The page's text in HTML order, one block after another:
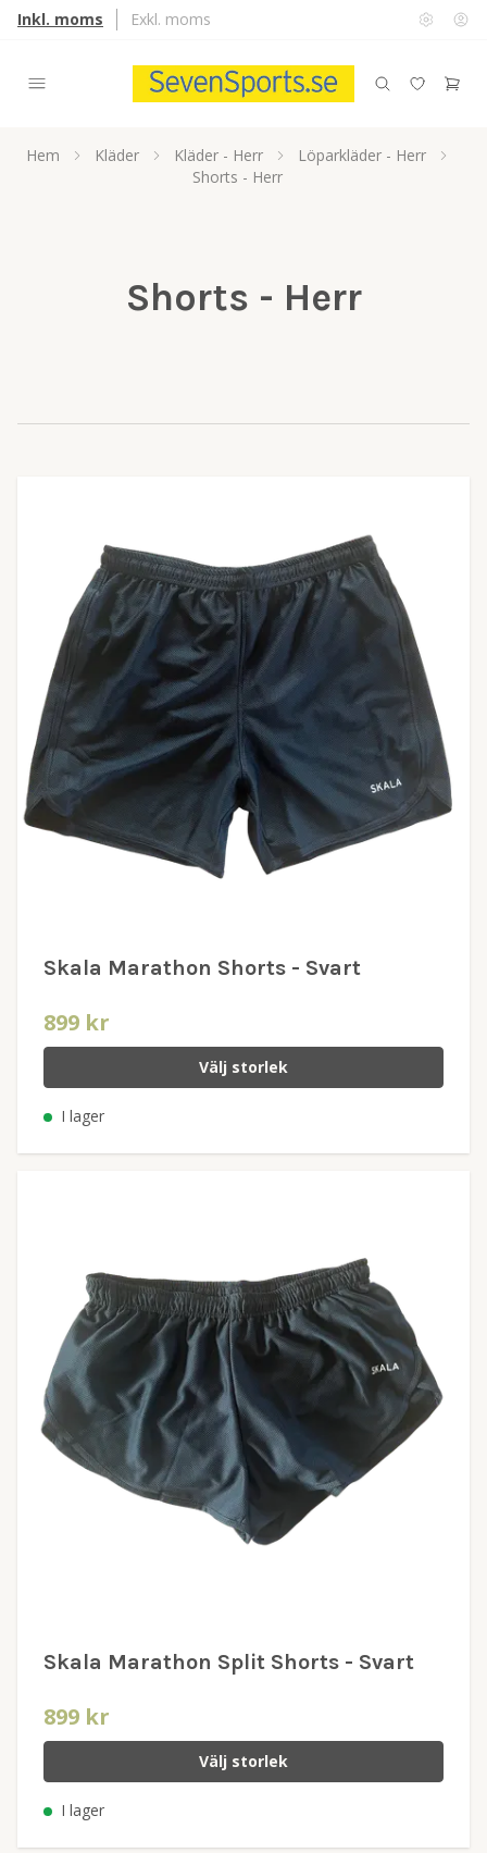
Inkl. moms Exkl. moms
Hem Kläder Kläder - Herr
Löparkläder - Herr
Shorts - Herr
Shorts - Herr
Skala Marathon Shorts - Svart
899 kr
Välj storlek
I lager
Skala Marathon Split Shorts - Svart
899 kr
Välj storlek
I lager